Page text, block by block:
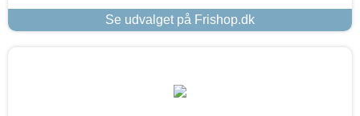
Se udvalget på Frishop.dk